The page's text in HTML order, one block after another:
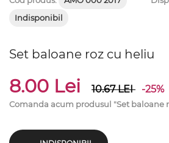
Indisponibil
Set baloane roz cu heliu
8.00 Lei 10.67LEI -25%
Comanda acum produsul "Set baloane